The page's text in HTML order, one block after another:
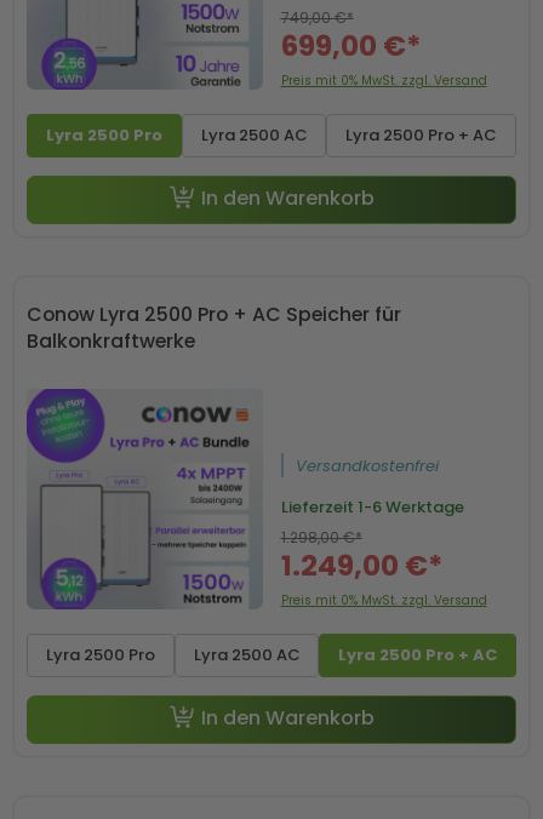
Lyra 2500 Pro Lyra 2500 AC Lyra 2500 Pro + AC
699,00 €*
749,00 €*
Preis mit 0% MwSt. zzgl. Versand
In den Warenkorb
-50 € mit Code SP50
Conow Lyra 2500 Pro + AC Speicher für
Balkonkraftwerke
Lyra 2500 Pro Lyra 2500 AC Lyra 2500 Pro + AC
Versandkostenfrei
Lieferzeit 1-6 Werktage
1.249,00 €*
1.298,00 €*
Preis mit 0% MwSt. zzgl. Versand
In den Warenkorb